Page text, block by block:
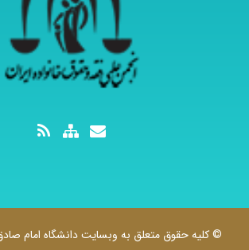
© کلیه حقوق متعلق به وبسایت دانشگاه امام